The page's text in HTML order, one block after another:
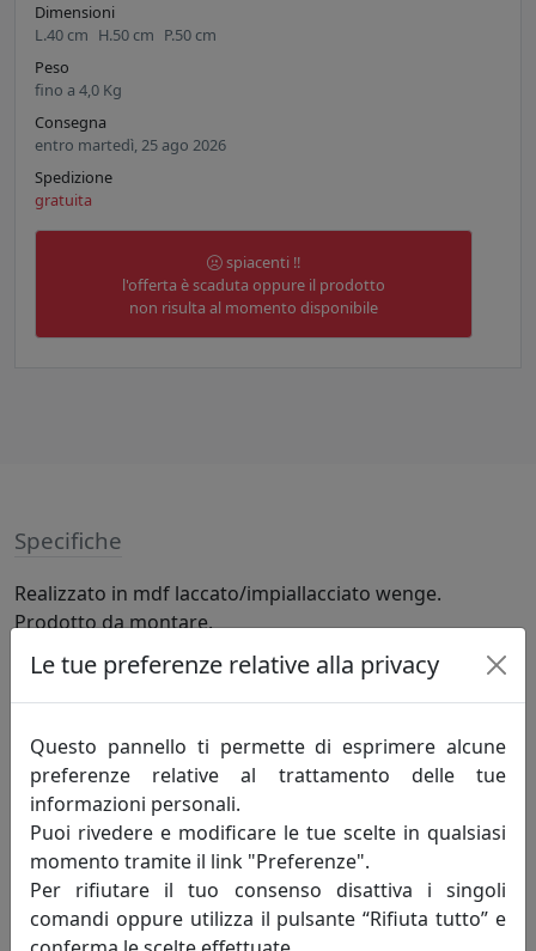
Dimensioni
L.40 cm H.50 cm P.50 cm
Peso
fino a 4,0 Kg
Consegna
entro martedì, 25 ago 2026
Spedizione
gratuita
spiacenti !!
l'offerta è scaduta oppure il prodotto
non risulta al momento disponibile
Specifiche
Realizzato in mdf laccato/impiallacciato wenge.
Prodotto da montare.
Informazioni sul brand
Innovazione-creatività-competitività: sono
i principi fondamentali che incarnano lo
spirito della mauro ferretti che da oltre
trent'anni, attraverso le evoluzioni del
mercato, opera alla ricerca di un costante
miglioramento degli articoli proposti e del servizio
offerto al fine di soddisfare pienamente le esigenze di
Le tue preferenze relative alla privacy
Questo pannello ti permette di esprimere alcune
preferenze relative al trattamento delle tue
informazioni personali.
Puoi rivedere e modificare le tue scelte in qualsiasi
momento tramite il link "Preferenze".
Per rifiutare il tuo consenso disattiva i singoli
comandi oppure utilizza il pulsante “Rifiuta tutto” e